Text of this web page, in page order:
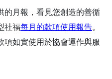
的月報，看見您創造的善循
社福每月的款項使用報告。
如實使用於協會運作與服